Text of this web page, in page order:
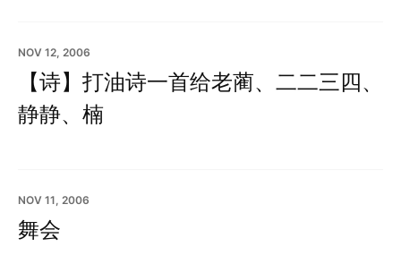
NOV 12, 2006
【诗】打油诗一首给老蔺、二二三四、
静静、楠
NOV 11, 2006
舞会